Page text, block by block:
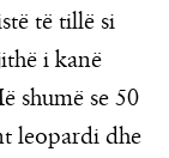
të tillë si
i kanë
shumë se 50
leopardi dhe